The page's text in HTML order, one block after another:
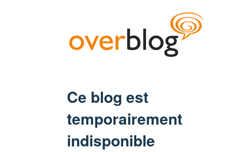
Ce blog est
temporairement
indisponible